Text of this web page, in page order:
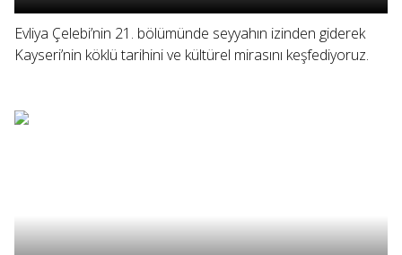
Evliya Çelebi’nin 21. bölümünde seyyahın izinden giderek
Kayseri’nin köklü tarihini ve kültürel mirasını keşfediyoruz.